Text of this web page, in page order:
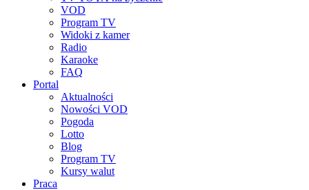
VOD
Program TV
Widoki z kamer
Radio
Karaoke
FAQ
Portal
Aktualności
Nowości VOD
Pogoda
Lotto
Blog
Program TV
Kursy walut
Praca